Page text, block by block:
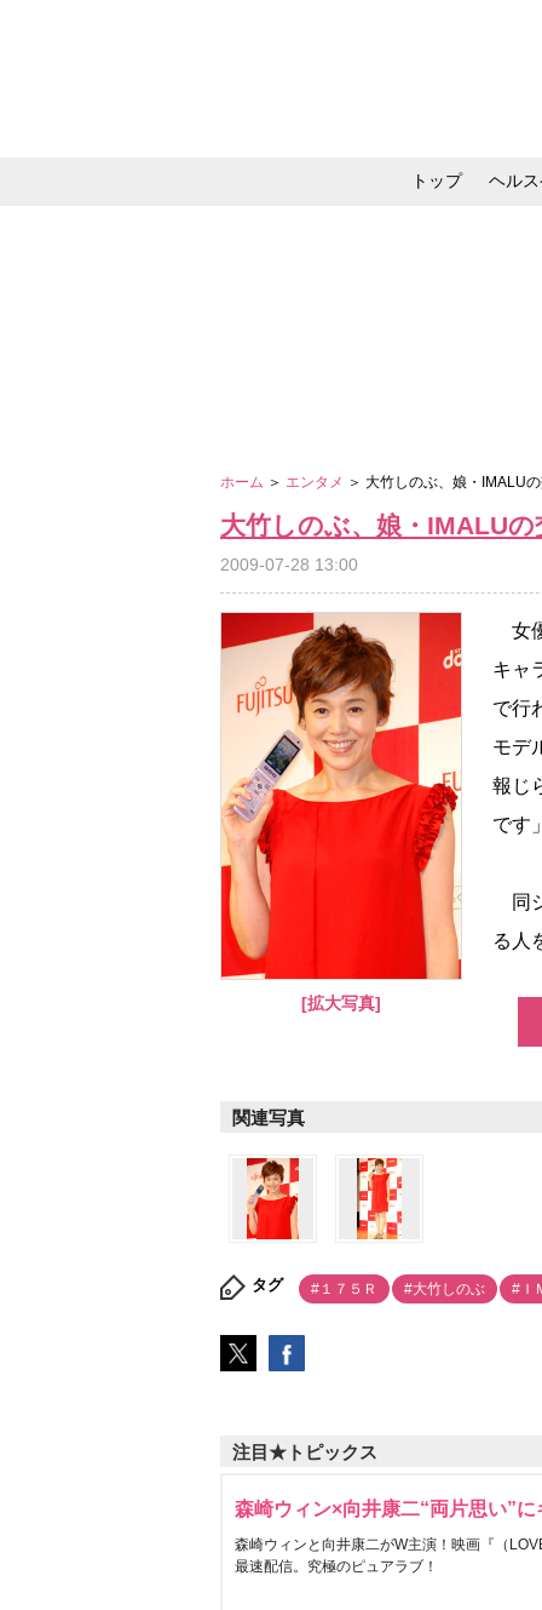
トップ ヘル
ホーム ＞ エンタメ ＞ 大竹しのぶ、娘・IMALU
大竹しのぶ、娘・IMALU
2009-07-28 13:00
[拡大写真]
女
キャ
で行
モデ
報じ
です
同
る人
関連写真
タグ #１７５Ｒ #大竹しのぶ #Ｉ
注目★トピックス
森崎ウィン×向井康二“両片思い”
森崎ウィンと向井康二がW主演！映画『（
最速配信。究極のピュアラブ！